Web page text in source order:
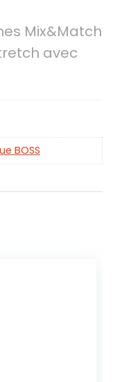
Mix&Match
avec
BOSS